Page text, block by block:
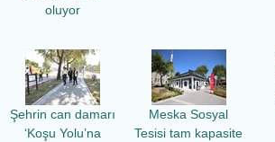
oluyor
Şehrin can damarı
‘Koşu Yolu’na
Meska Sosyal
Tesisi tam kapasite